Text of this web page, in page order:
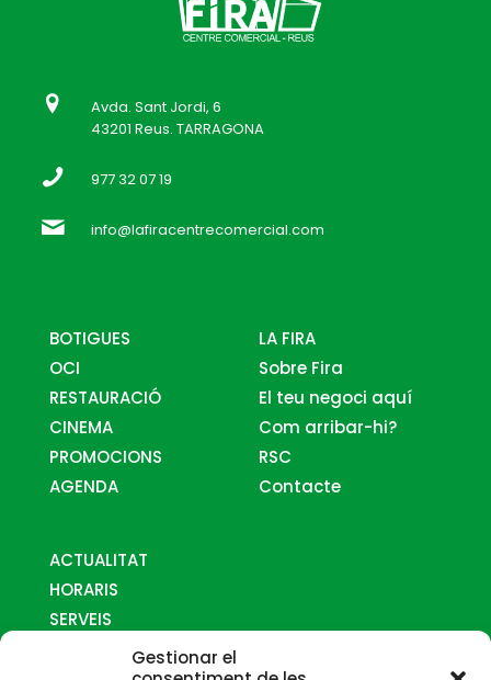
Gestionar el
Avda. Sant Jordi, 6
43201 Reus. TARRAGONA
977 32 07 19
info@lafiracentrecomercial.com
BOTIGUES
OCI
RESTAURACIÓ
CINEMA
PROMOCIONS
AGENDA
LA FIRA
Sobre Fira
El teu negoci aquí
Com arribar-hi?
RSC
Contacte
ACTUALITAT
HORARIS
SERVEIS